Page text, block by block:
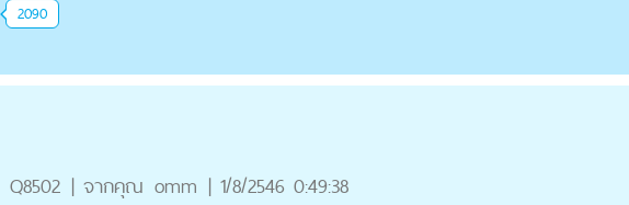
2090
Q8502 | จากคุณ omm | 1/8/2546 0:49:38